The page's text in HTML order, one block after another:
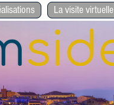
La visite virtuelle